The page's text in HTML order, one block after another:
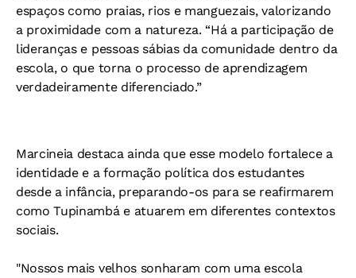
espaços como praias, rios e manguezais, valorizando
a proximidade com a natureza. “Há a participação de
lideranças e pessoas sábias da comunidade dentro da
escola, o que torna o processo de aprendizagem
verdadeiramente diferenciado.”
Marcineia destaca ainda que esse modelo fortalece a
identidade e a formação política dos estudantes
desde a infância, preparando-os para se reafirmarem
como Tupinambá e atuarem em diferentes contextos
sociais.
"Nossos mais velhos sonharam com uma escola